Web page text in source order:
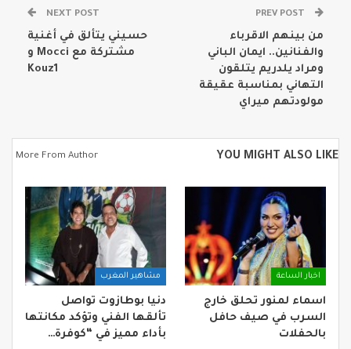
من بينهم الاقرباء
والفنانين.. ايمان الباني
ومراد يلدريم يتلقون
التهاني بمناسبة عقيقة
مولودتهم ميراي
NEXT POST
‎حسيني يتألق في أغنية
مشتركة مع Mocci و
Kouz1
YOU MIGHT ALSO LIKE
More From Author
اخبار الساعة
اسماء لمنور تحلق خارج
السرب في صيف حافل
بالحفلات
مشاهير المغرب
دنيا بوطازوت تواصل
تألقها الفني وتؤكد مكانتها
بأداء مميز في “كوفرة…